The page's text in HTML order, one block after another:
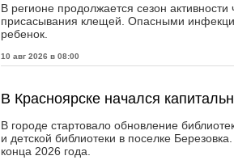
В регионе продолжается сезон
присасывания клещей. Опасными
ребенок.
10 авг 2026 в 08:00
В Красноярске начался
В городе стартовало обновление
и детской библиотеки в поселке
конца 2026 года.